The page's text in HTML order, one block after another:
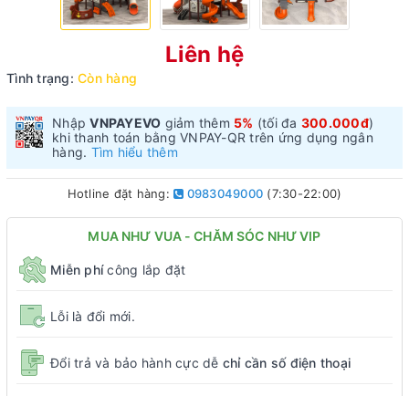
Liên hệ
Tình trạng: Còn hàng
NhậpVNPAYEVO giảm thêm 5% (tối đa 300.000đ)
khi thanh toán bằng VNPAY-QR trên ứng dụng ngân
hàng. Tìm hiểu thêm
Hotline đặt hàng: 0983049000 (7:30-22:00)
MUA NHƯ VUA - CHĂM SÓC NHƯ VIP
Miễn phícông lắp đặt
Lỗi là đổi mới.
Đổi trả và bảo hành cực dễ chỉ cần số điện thoại